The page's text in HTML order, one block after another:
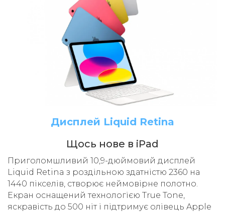
Дисплей Liquid Retina
Щось нове в iPad
Приголомшливий 10,9-дюймовий дисплей
Liquid Retina з роздільною здатністю 2360 на
1440 пікселів, створює неймовірне полотно.
Екран оснащений технологією True Tone,
яскравість до 500 ніт і підтримує олівець Apple